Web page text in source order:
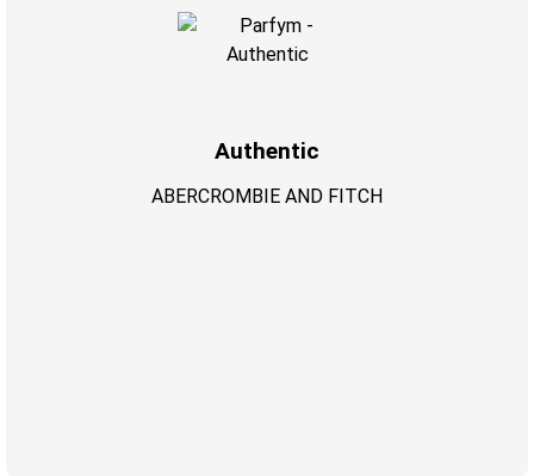
Authentic
ABERCROMBIE AND FITCH